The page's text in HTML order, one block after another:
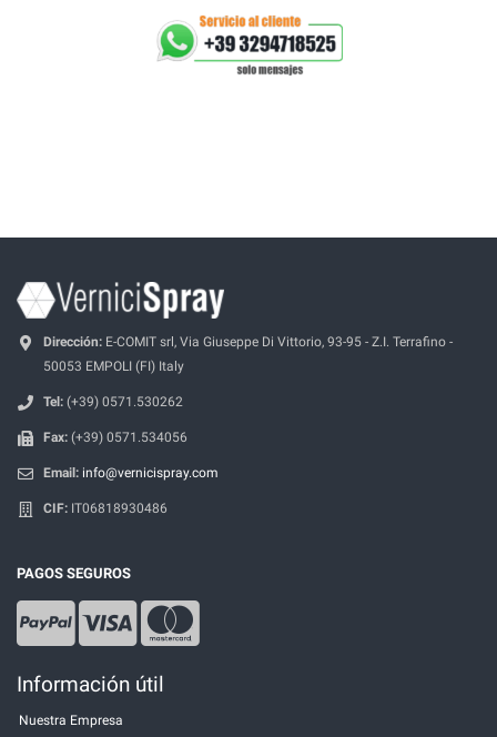
Dirección: E-COMIT srl, Via Giuseppe Di Vittorio, 93-95 - Z.I. Terrafino -
50053 EMPOLI (FI) Italy
Tel: (+39) 0571.530262
Fax: (+39) 0571.534056
Email: info@vernicispray.com
CIF: IT06818930486
PAGOS SEGUROS
Información útil
Nuestra Empresa